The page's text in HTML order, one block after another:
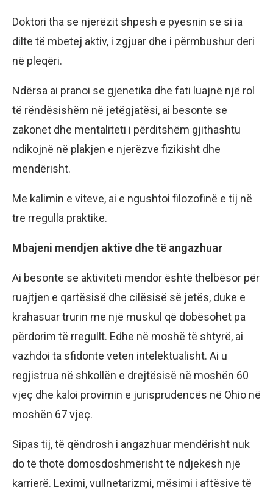
Doktori tha se njerëzit shpesh e pyesnin se si ia
dilte të mbetej aktiv, i zgjuar dhe i përmbushur deri
në pleqëri.
Ndërsa ai pranoi se gjenetika dhe fati luajnë një rol
të rëndësishëm në jetëgjatësi, ai besonte se
zakonet dhe mentaliteti i përditshëm gjithashtu
ndikojnë në plakjen e njerëzve fizikisht dhe
mendërisht.
Me kalimin e viteve, ai e ngushtoi filozofinë e tij në
tre rregulla praktike.
Mbajeni mendjen aktive dhe të angazhuar
Ai besonte se aktiviteti mendor është thelbësor për
ruajtjen e qartësisë dhe cilësisë së jetës, duke e
krahasuar trurin me një muskul që dobësohet pa
përdorim të rregullt. Edhe në moshë të shtyrë, ai
vazhdoi ta sfidonte veten intelektualisht. Ai u
regjistrua në shkollën e drejtësisë në moshën 60
vjeç dhe kaloi provimin e jurisprudencës në Ohio në
moshën 67 vjeç.
Sipas tij, të qëndrosh i angazhuar mendërisht nuk
do të thotë domosdoshmërisht të ndjekësh një
karrierë. Leximi, vullnetarizmi, mësimi i aftësive të